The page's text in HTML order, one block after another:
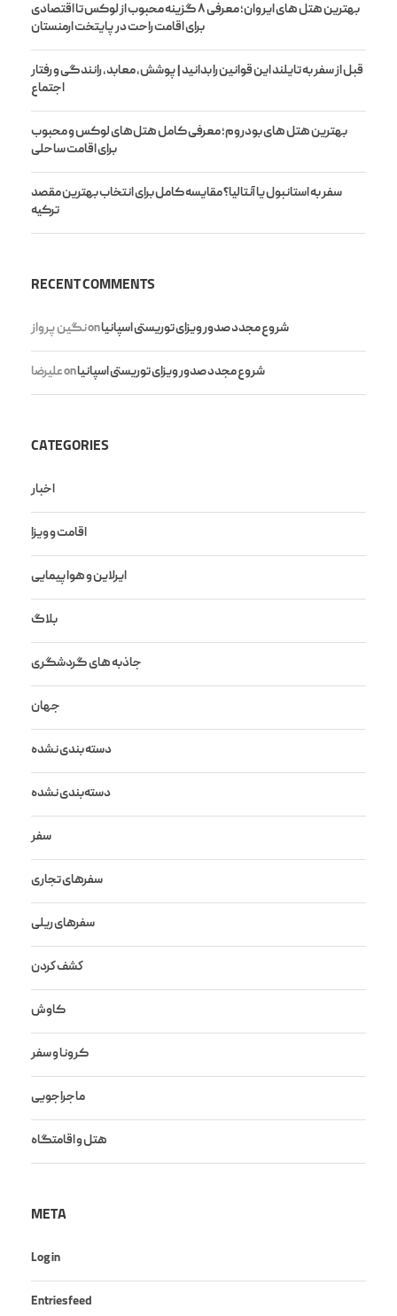
بهترین هتل های ایروان؛ معرفی ۸ گزینه محبوب از لوکس تا اقتصادی
برای اقامت راحت در پایتخت ارمنستان
قبل از سفر به تایلند این قوانین را بدانید | پوشش، معابد، رانندگی و رفتار
اجتماع
بهترین هتل های بودروم؛ معرفی کامل هتل‌های لوکس و محبوب
برای اقامت ساحلی
سفر به استانبول یا آنتالیا؟ مقایسه کامل برای انتخاب بهترین مقصد
ترکیه
RECENT COMMENTS
نگین پروازonشروع مجدد صدور ویزای توریستی اسپانیا
علیرضاonشروع مجدد صدور ویزای توریستی اسپانیا
CATEGORIES
اخبار
اقامت و ویزا
ایرلاین و هواپیمایی
بلاگ
جاذبه های گردشگری
جهان
دسته بندی نشده
دسته‌بندی نشده
سفر
سفرهای تجاری
سفرهای ریلی
كشف كردن
کاوش
کرونا و سفر
ماجراجویی
هتل و اقامتگاه
META
Log in
Entries feed